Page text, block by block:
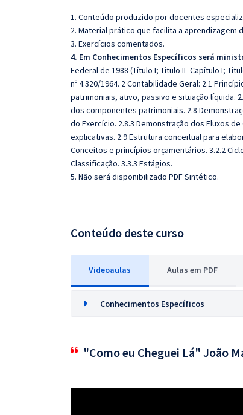
1. Conteúdo produzido por docentes
2. Material prático que facilita a aprendizagem
3. Exercícios comentados.
4. Em Conhecimentos Específicos será
Federal de 1988 (Título I; Título II -Capítulo I;
nº 4.320/1964. 2 Contabilidade Geral: 2.1
patrimoniais, ativo, passivo e situação líquida.
dos componentes patrimoniais. 2.8
do Exercício. 2.8.3 Demonstração dos Fluxos
explicativas. 2.9 Estrutura conceitual para
Conceitos e princípios orçamentários. 3.2.2
Classificação. 3.3.3 Estágios.
5. Não será disponibilizado PDF Sintético.
Conteúdo deste curso
Videoaulas Aulas em PDF
Conhecimentos Específicos
"Como eu Cheguei Lá" João